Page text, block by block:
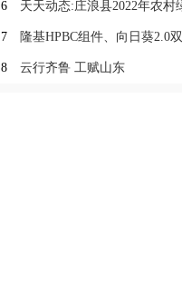
6 天天动态:庄浪县2022年农村绿色低碳村庄示
7 隆基HPBC组件、向日葵2.0双箭
8 云行齐鲁 工赋山东